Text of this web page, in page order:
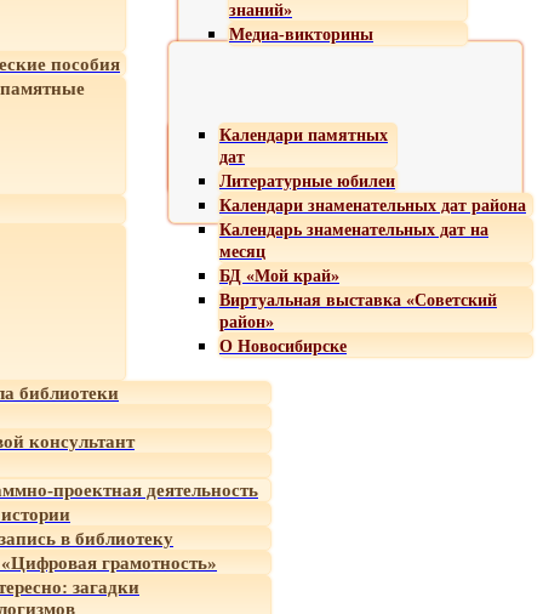
знаний»
Медиа-викторины
пособия
Календари памятных
дат
Литературные юбилеи
Календари знаменательных дат района
Календарь знаменательных дат на
месяц
БД «Мой край»
Виртуальная выставка «Советский
район»
О Новосибирске
библиотеки
консультант
проектная деятельность
в библиотеку
грамотность»
загадки